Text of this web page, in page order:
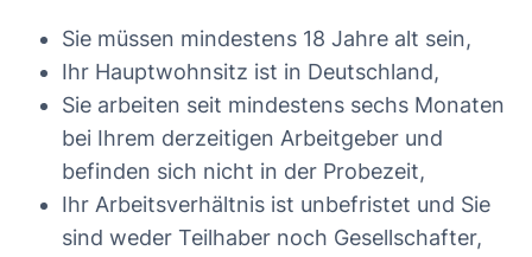
Sie müssen mindestens 18 Jahre alt sein,
Ihr Hauptwohnsitz ist in Deutschland,
Sie arbeiten seit mindestens sechs Monaten
bei Ihrem derzeitigen Arbeitgeber und
befinden sich nicht in der Probezeit,
Ihr Arbeitsverhältnis ist unbefristet und Sie
sind weder Teilhaber noch Gesellschafter,